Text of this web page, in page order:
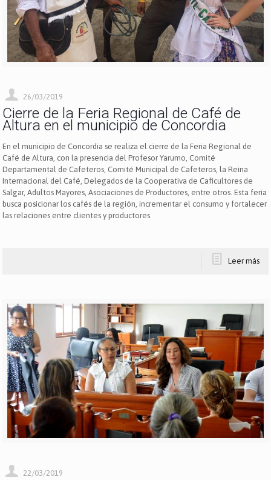
26/03/2019
Cierre de la Feria Regional de Café de
Altura en el municipio de Concordia
En el municipio de Concordia se realiza el cierre de la Feria Regional de
Café de Altura, con la presencia del Profesor Yarumo, Comité
Departamental de Cafeteros, Comité Municipal de Cafeteros, la Reina
Internacional del Café, Delegados de la Cooperativa de Caficultores de
Salgar, Adultos Mayores, Asociaciones de Productores, entre otros. Esta feria
busca posicionar los cafés de la región, incrementar el consumo y fortalecer
las relaciones entre clientes y productores.
Leer más
22/03/2019